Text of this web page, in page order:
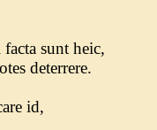
sunt heic,
deterrere.
id,